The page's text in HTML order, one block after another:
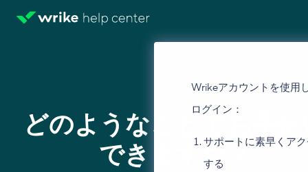
Wrikeアカウントを使用
ログイン：
サポートに素早くア
する
どのようなことでお手
できますか？